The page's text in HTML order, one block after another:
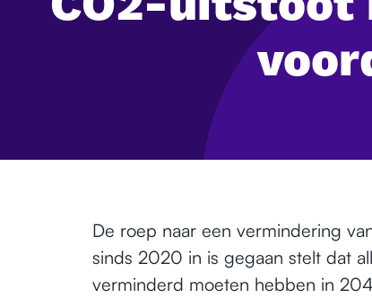
De roep naar een vermindering
sinds 2020 in is gegaan stelt dat
verminderd moeten hebben in